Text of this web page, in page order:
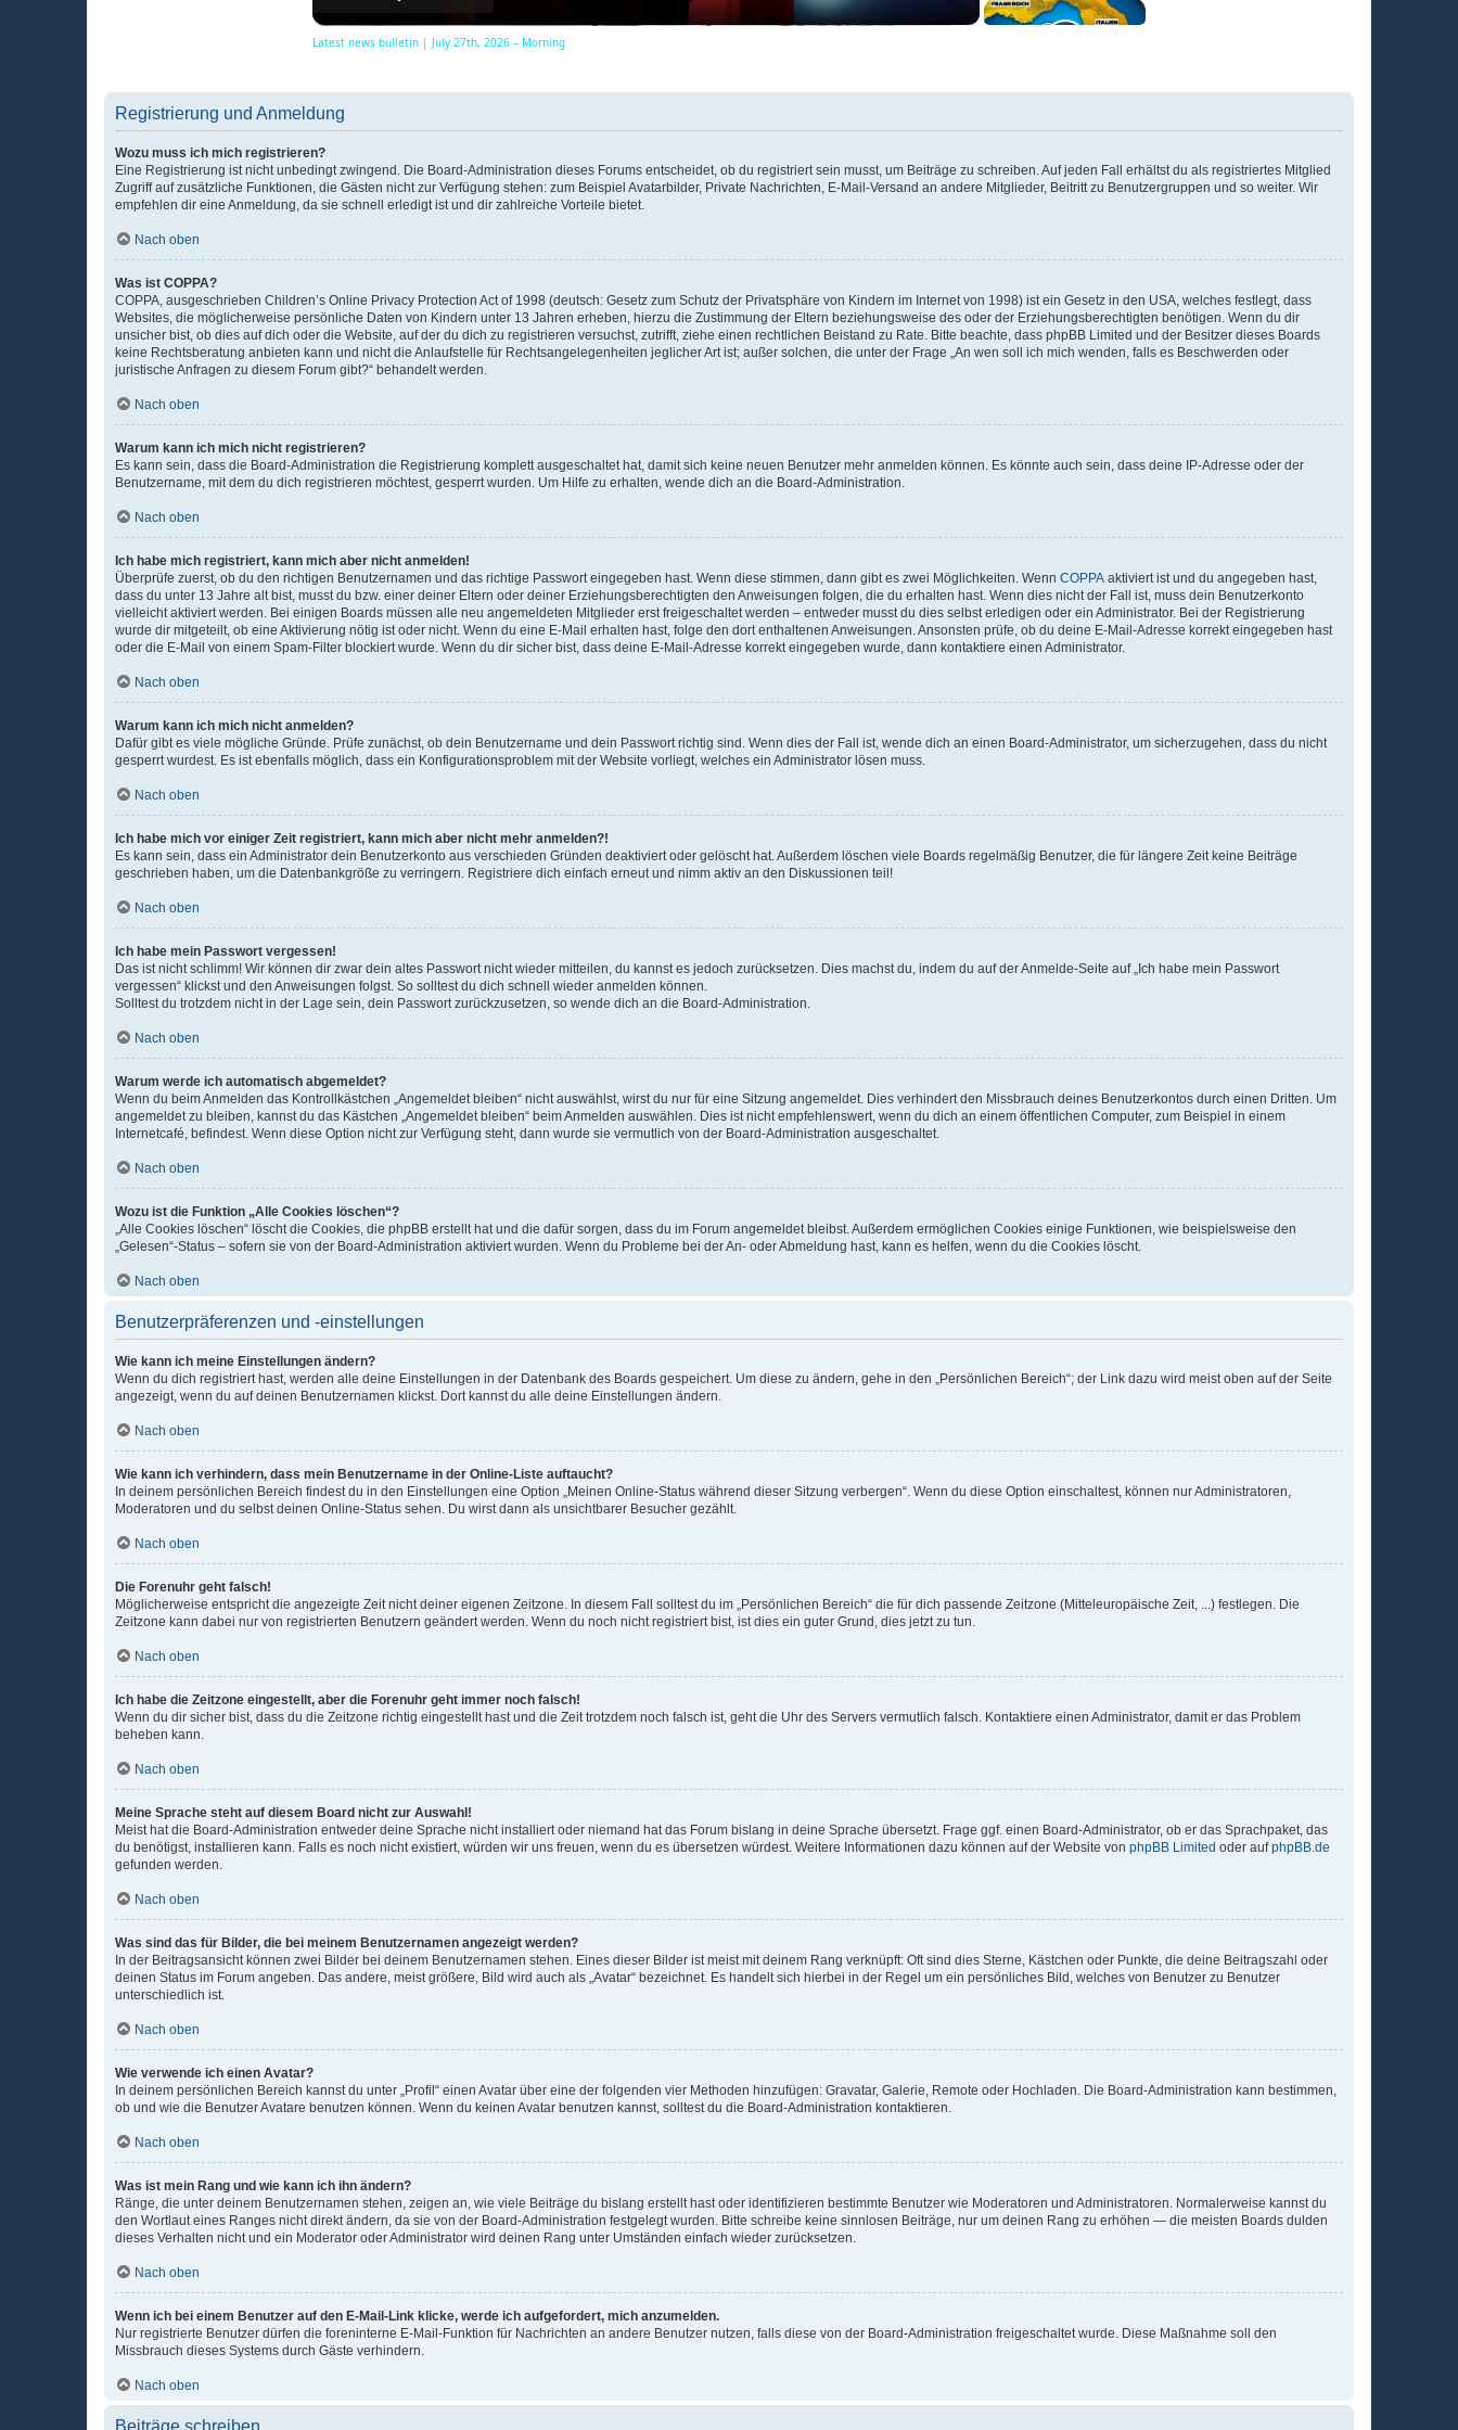
V
i
d
e
Latest news bulletin | July 27th, 2026 – Morning
Registrierung und Anmeldung
Wozu muss ich mich registrieren?
Eine Registrierung ist nicht unbedingt zwingend. Die Board-Administration dieses Forums entscheidet, ob du registriert sein musst, um Beiträge zu schreiben. Auf jeden Fall erhältst du als registriertes Mitglied
Zugriff auf zusätzliche Funktionen, die Gästen nicht zur Verfügung stehen: zum Beispiel Avatarbilder, Private Nachrichten, E-Mail-Versand an andere Mitglieder, Beitritt zu Benutzergruppen und so weiter. Wir
empfehlen dir eine Anmeldung, da sie schnell erledigt ist und dir zahlreiche Vorteile bietet.
Nach oben
Was ist COPPA?
COPPA, ausgeschrieben Children’s Online Privacy Protection Act of 1998 (deutsch: Gesetz zum Schutz der Privatsphäre von Kindern im Internet von 1998) ist ein Gesetz in den USA, welches festlegt, dass
Websites, die möglicherweise persönliche Daten von Kindern unter 13 Jahren erheben, hierzu die Zustimmung der Eltern beziehungsweise des oder der Erziehungsberechtigten benötigen. Wenn du dir
unsicher bist, ob dies auf dich oder die Website, auf der du dich zu registrieren versuchst, zutrifft, ziehe einen rechtlichen Beistand zu Rate. Bitte beachte, dass phpBB Limited und der Besitzer dieses Boards
keine Rechtsberatung anbieten kann und nicht die Anlaufstelle für Rechtsangelegenheiten jeglicher Art ist; außer solchen, die unter der Frage „An wen soll ich mich wenden, falls es Beschwerden oder
juristische Anfragen zu diesem Forum gibt?“ behandelt werden.
Nach oben
Warum kann ich mich nicht registrieren?
Es kann sein, dass die Board-Administration die Registrierung komplett ausgeschaltet hat, damit sich keine neuen Benutzer mehr anmelden können. Es könnte auch sein, dass deine IP-Adresse oder der
Benutzername, mit dem du dich registrieren möchtest, gesperrt wurden. Um Hilfe zu erhalten, wende dich an die Board-Administration.
Nach oben
Ich habe mich registriert, kann mich aber nicht anmelden!
Überprüfe zuerst, ob du den richtigen Benutzernamen und das richtige Passwort eingegeben hast. Wenn diese stimmen, dann gibt es zwei Möglichkeiten. Wenn COPPA aktiviert ist und du angegeben hast,
dass du unter 13 Jahre alt bist, musst du bzw. einer deiner Eltern oder deiner Erziehungsberechtigten den Anweisungen folgen, die du erhalten hast. Wenn dies nicht der Fall ist, muss dein Benutzerkonto
vielleicht aktiviert werden. Bei einigen Boards müssen alle neu angemeldeten Mitglieder erst freigeschaltet werden – entweder musst du dies selbst erledigen oder ein Administrator. Bei der Registrierung
wurde dir mitgeteilt, ob eine Aktivierung nötig ist oder nicht. Wenn du eine E-Mail erhalten hast, folge den dort enthaltenen Anweisungen. Ansonsten prüfe, ob du deine E-Mail-Adresse korrekt eingegeben hast
oder die E-Mail von einem Spam-Filter blockiert wurde. Wenn du dir sicher bist, dass deine E-Mail-Adresse korrekt eingegeben wurde, dann kontaktiere einen Administrator.
Nach oben
Warum kann ich mich nicht anmelden?
Dafür gibt es viele mögliche Gründe. Prüfe zunächst, ob dein Benutzername und dein Passwort richtig sind. Wenn dies der Fall ist, wende dich an einen Board-Administrator, um sicherzugehen, dass du nicht
gesperrt wurdest. Es ist ebenfalls möglich, dass ein Konfigurationsproblem mit der Website vorliegt, welches ein Administrator lösen muss.
Nach oben
Ich habe mich vor einiger Zeit registriert, kann mich aber nicht mehr anmelden?!
Es kann sein, dass ein Administrator dein Benutzerkonto aus verschieden Gründen deaktiviert oder gelöscht hat. Außerdem löschen viele Boards regelmäßig Benutzer, die für längere Zeit keine Beiträge
geschrieben haben, um die Datenbankgröße zu verringern. Registriere dich einfach erneut und nimm aktiv an den Diskussionen teil!
Nach oben
Ich habe mein Passwort vergessen!
Das ist nicht schlimm! Wir können dir zwar dein altes Passwort nicht wieder mitteilen, du kannst es jedoch zurücksetzen. Dies machst du, indem du auf der Anmelde-Seite auf „Ich habe mein Passwort
vergessen“ klickst und den Anweisungen folgst. So solltest du dich schnell wieder anmelden können.
Solltest du trotzdem nicht in der Lage sein, dein Passwort zurückzusetzen, so wende dich an die Board-Administration.
Nach oben
Warum werde ich automatisch abgemeldet?
Wenn du beim Anmelden das Kontrollkästchen „Angemeldet bleiben“ nicht auswählst, wirst du nur für eine Sitzung angemeldet. Dies verhindert den Missbrauch deines Benutzerkontos durch einen Dritten. Um
angemeldet zu bleiben, kannst du das Kästchen „Angemeldet bleiben“ beim Anmelden auswählen. Dies ist nicht empfehlenswert, wenn du dich an einem öffentlichen Computer, zum Beispiel in einem
Internetcafé, befindest. Wenn diese Option nicht zur Verfügung steht, dann wurde sie vermutlich von der Board-Administration ausgeschaltet.
Nach oben
Wozu ist die Funktion „Alle Cookies löschen“?
„Alle Cookies löschen“ löscht die Cookies, die phpBB erstellt hat und die dafür sorgen, dass du im Forum angemeldet bleibst. Außerdem ermöglichen Cookies einige Funktionen, wie beispielsweise den
„Gelesen“-Status – sofern sie von der Board-Administration aktiviert wurden. Wenn du Probleme bei der An- oder Abmeldung hast, kann es helfen, wenn du die Cookies löscht.
Nach oben
Benutzerpräferenzen und -einstellungen
Wie kann ich meine Einstellungen ändern?
Wenn du dich registriert hast, werden alle deine Einstellungen in der Datenbank des Boards gespeichert. Um diese zu ändern, gehe in den „Persönlichen Bereich“; der Link dazu wird meist oben auf der Seite
angezeigt, wenn du auf deinen Benutzernamen klickst. Dort kannst du alle deine Einstellungen ändern.
Nach oben
Wie kann ich verhindern, dass mein Benutzername in der Online-Liste auftaucht?
In deinem persönlichen Bereich findest du in den Einstellungen eine Option „Meinen Online-Status während dieser Sitzung verbergen“. Wenn du diese Option einschaltest, können nur Administratoren,
Moderatoren und du selbst deinen Online-Status sehen. Du wirst dann als unsichtbarer Besucher gezählt.
Nach oben
Die Forenuhr geht falsch!
Möglicherweise entspricht die angezeigte Zeit nicht deiner eigenen Zeitzone. In diesem Fall solltest du im „Persönlichen Bereich“ die für dich passende Zeitzone (Mitteleuropäische Zeit, ...) festlegen. Die
Zeitzone kann dabei nur von registrierten Benutzern geändert werden. Wenn du noch nicht registriert bist, ist dies ein guter Grund, dies jetzt zu tun.
Nach oben
Ich habe die Zeitzone eingestellt, aber die Forenuhr geht immer noch falsch!
Wenn du dir sicher bist, dass du die Zeitzone richtig eingestellt hast und die Zeit trotzdem noch falsch ist, geht die Uhr des Servers vermutlich falsch. Kontaktiere einen Administrator, damit er das Problem
beheben kann.
Nach oben
Meine Sprache steht auf diesem Board nicht zur Auswahl!
Meist hat die Board-Administration entweder deine Sprache nicht installiert oder niemand hat das Forum bislang in deine Sprache übersetzt. Frage ggf. einen Board-Administrator, ob er das Sprachpaket, das
du benötigst, installieren kann. Falls es noch nicht existiert, würden wir uns freuen, wenn du es übersetzen würdest. Weitere Informationen dazu können auf der Website von phpBB Limited oder aufphpBB.de
gefunden werden.
Nach oben
Was sind das für Bilder, die bei meinem Benutzernamen angezeigt werden?
In der Beitragsansicht können zwei Bilder bei deinem Benutzernamen stehen. Eines dieser Bilder ist meist mit deinem Rang verknüpft: Oft sind dies Sterne, Kästchen oder Punkte, die deine Beitragszahl oder
deinen Status im Forum angeben. Das andere, meist größere, Bild wird auch als „Avatar“ bezeichnet. Es handelt sich hierbei in der Regel um ein persönliches Bild, welches von Benutzer zu Benutzer
unterschiedlich ist.
Nach oben
Wie verwende ich einen Avatar?
In deinem persönlichen Bereich kannst du unter „Profil“ einen Avatar über eine der folgenden vier Methoden hinzufügen: Gravatar, Galerie, Remote oder Hochladen. Die Board-Administration kann bestimmen,
ob und wie die Benutzer Avatare benutzen können. Wenn du keinen Avatar benutzen kannst, solltest du die Board-Administration kontaktieren.
Nach oben
Was ist mein Rang und wie kann ich ihn ändern?
Ränge, die unter deinem Benutzernamen stehen, zeigen an, wie viele Beiträge du bislang erstellt hast oder identifizieren bestimmte Benutzer wie Moderatoren und Administratoren. Normalerweise kannst du
den Wortlaut eines Ranges nicht direkt ändern, da sie von der Board-Administration festgelegt wurden. Bitte schreibe keine sinnlosen Beiträge, nur um deinen Rang zu erhöhen — die meisten Boards dulden
dieses Verhalten nicht und ein Moderator oder Administrator wird deinen Rang unter Umständen einfach wieder zurücksetzen.
Nach oben
Wenn ich bei einem Benutzer auf den E-Mail-Link klicke, werde ich aufgefordert, mich anzumelden.
Nur registrierte Benutzer dürfen die foreninterne E-Mail-Funktion für Nachrichten an andere Benutzer nutzen, falls diese von der Board-Administration freigeschaltet wurde. Diese Maßnahme soll den
Missbrauch dieses Systems durch Gäste verhindern.
Nach oben